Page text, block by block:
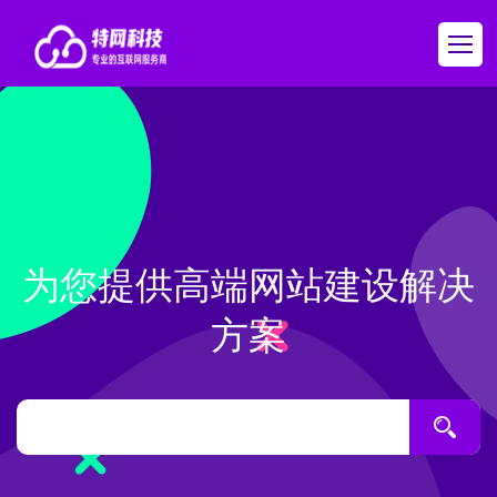
为您提供高端网站建设解决
方案